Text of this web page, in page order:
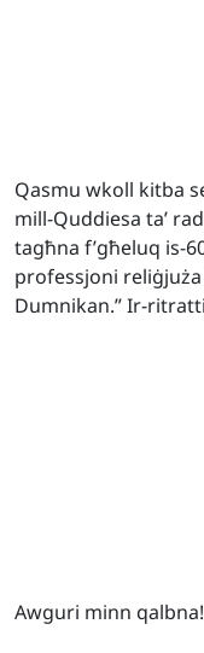
Qasmu wkoll kitba
mill-Quddiesa ta’
tagħna f’għeluq is-
professjoni
Dumnikan.” Ir-
Awguri minn qalbna!